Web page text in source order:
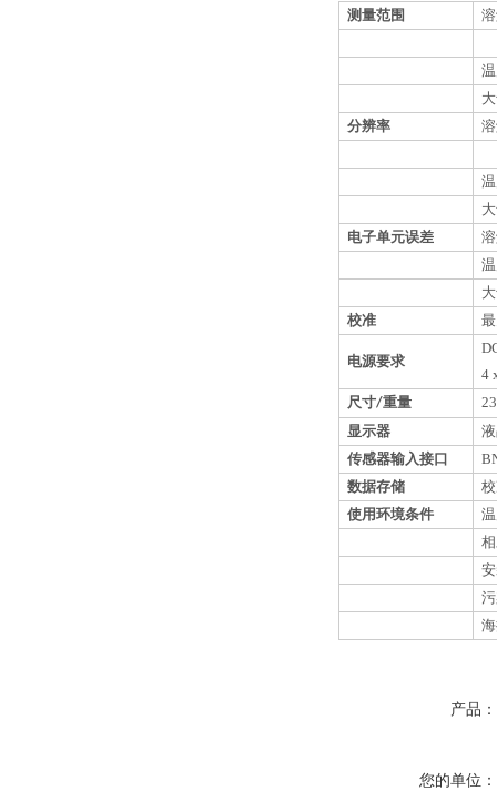
测量范围
分辨率
电子单元误差
校准
电源要求
4
尺寸/重量
显示器
传感器输入接口
数据存储
使用环境条件
产品：
您的单位：